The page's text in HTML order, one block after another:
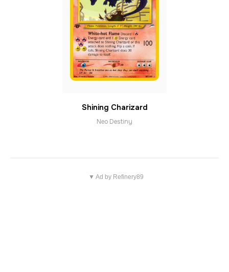
Shining Charizard
Neo Destiny
▼ Ad by Refinery89